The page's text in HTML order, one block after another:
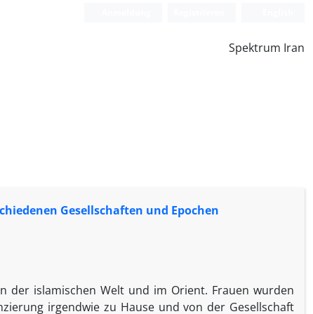
Spektrum Iran
Gesellschaften und Epochen
der islamischen Welt und im Orient. Frauen wurden
irgendwie zu Hause und von der Gesellschaft